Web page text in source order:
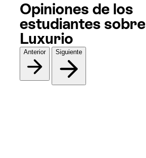
Opiniones de los
estudiantes sobre
Luxurio
Anterior Siguiente